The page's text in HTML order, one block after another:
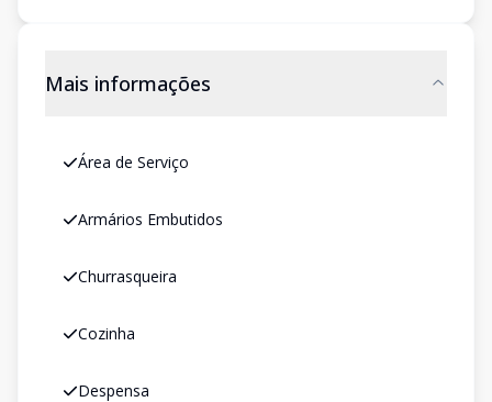
Mais informações
Área de Serviço
Armários Embutidos
Churrasqueira
Cozinha
Despensa